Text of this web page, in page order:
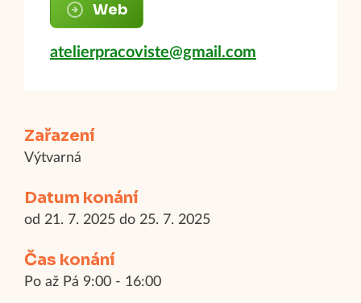
Web
atelierpracoviste@gmail.com
Zařazení
Výtvarná
Datum konání
od 21. 7. 2025 do 25. 7. 2025
Čas konání
Po až Pá 9:00 - 16:00